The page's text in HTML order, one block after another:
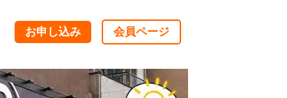
お申し込み 会員ページ